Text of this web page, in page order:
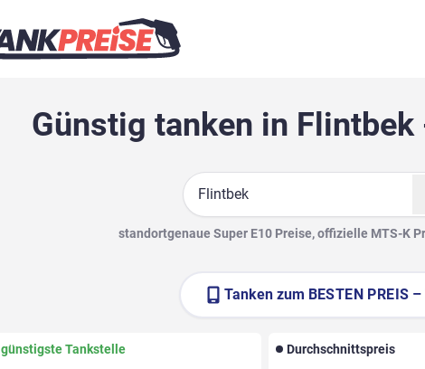
Günstig tanken in
Suche
standortgenaue Super E10 Preise, offizielle MTS-K
Tanken zum BESTEN PREIS –
günstigste Tankstelle Durchschnittspreis